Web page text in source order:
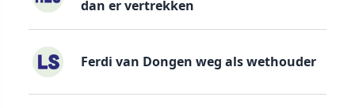
dan er vertrekken
Ferdi van Dongen weg als wethouder